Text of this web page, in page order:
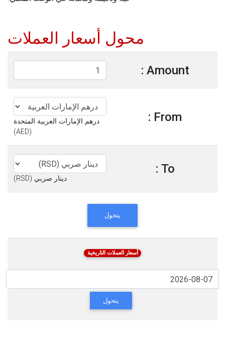
محول أسعار العملات
Amount :
From :
درهم الإمارات العربية المتحدة
(AED)
To :
دينار صربي (RSD)
يتحول
أسعار العملات التاريخية
يتحول